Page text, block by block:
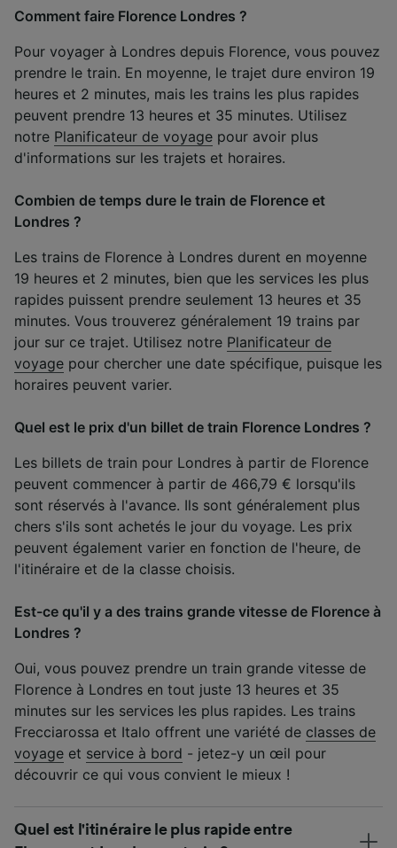
Comment faire Florence Londres ?
Pour voyager à Londres depuis Florence, vous pouvez
prendre le train. En moyenne, le trajet dure environ 19
heures et 2 minutes, mais les trains les plus rapides
peuvent prendre 13 heures et 35 minutes. Utilisez
notre Planificateur de voyage pour avoir plus
d'informations sur les trajets et horaires.
Combien de temps dure le train de Florence et
Londres ?
Les trains de Florence à Londres durent en moyenne
19 heures et 2 minutes, bien que les services les plus
rapides puissent prendre seulement 13 heures et 35
minutes. Vous trouverez généralement 19 trains par
jour sur ce trajet. Utilisez notre Planificateur de
voyage pour chercher une date spécifique, puisque les
horaires peuvent varier.
Quel est le prix d'un billet de train Florence Londres ?
Les billets de train pour Londres à partir de Florence
peuvent commencer à partir de 466,79 € lorsqu'ils
sont réservés à l'avance. Ils sont généralement plus
chers s'ils sont achetés le jour du voyage. Les prix
peuvent également varier en fonction de l'heure, de
l'itinéraire et de la classe choisis.
Est-ce qu'il y a des trains grande vitesse de Florence à
Londres ?
Oui, vous pouvez prendre un train grande vitesse de
Florence à Londres en tout juste 13 heures et 35
minutes sur les services les plus rapides. Les trains
Frecciarossa et Italo offrent une variété de classes de
voyage et service à bord - jetez-y un œil pour
découvrir ce qui vous convient le mieux !
Quel est l'itinéraire le plus rapide entre